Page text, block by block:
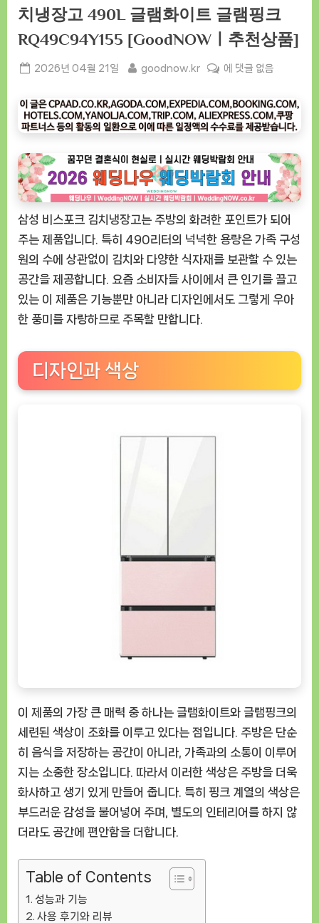
치냉장고 490L 글램화이트 글램핑크
RQ49C94Y155 [GoodNOWㅣ추천상품]
Posted
2026년 04월 21일 By
goodnow.kr
[굿
우
ㅣ
인
기
상
품]
삼
성
비
스
포
김
490L
에 댓글 없음
삼성 비스포크 김치냉장고는 주방의 화려한 포인트가 되어
주는 제품입니다. 특히 490리터의 넉넉한 용량은 가족 구성
원의 수에 상관없이 김치와 다양한 식자재를 보관할 수 있는
공간을 제공합니다. 요즘 소비자들 사이에서 큰 인기를 끌고
있는 이 제품은 기능뿐만 아니라 디자인에서도 그렇게 우아
한 풍미를 자랑하므로 주목할 만합니다.
디자인과 색상
이 제품의 가장 큰 매력 중 하나는 글램화이트와 글램핑크의
세련된 색상이 조화를 이루고 있다는 점입니다. 주방은 단순
히 음식을 저장하는 공간이 아니라, 가족과의 소통이 이루어
지는 소중한 장소입니다. 따라서 이러한 색상은 주방을 더욱
화사하고 생기 있게 만들어 줍니다. 특히 핑크 계열의 색상은
부드러운 감성을 불어넣어 주며, 별도의 인테리어를 하지 않
더라도 공간에 편안함을 더합니다.
Table of Contents
성능과 기능
사용 후기와 리뷰